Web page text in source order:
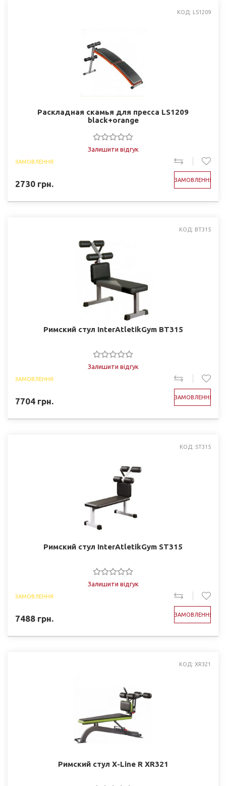
КОД: LS1209
Раскладная скамья для пресса LS1209
black+orange
Залишити відгук
ЗАМОВЛЕННЯ
2730 грн. ЗАМОВЛЕННЯ
КОД: BT315
Римский стул InterAtletikGym BT315
Залишити відгук
ЗАМОВЛЕННЯ
7704 грн. ЗАМОВЛЕННЯ
КОД: ST315
Римский стул InterAtletikGym ST315
Залишити відгук
ЗАМОВЛЕННЯ
7488 грн. ЗАМОВЛЕННЯ
КОД: XR321
Римский стул X-Line R XR321